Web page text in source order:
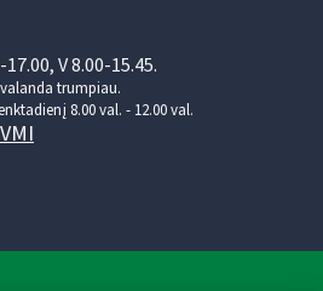
V 8.00-15.45.
trumpiau.
8.00 val. - 12.00 val.